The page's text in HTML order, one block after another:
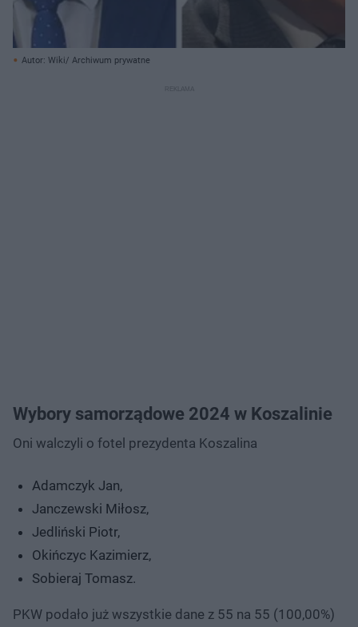
Autor: Wiki/ Archiwum prywatne
Wybory samorządowe 2024 w Koszalinie
Oni walczyli o fotel prezydenta Koszalina
Adamczyk Jan,
Janczewski Miłosz,
Jedliński Piotr,
Okińczyc Kazimierz,
Sobieraj Tomasz.
PKW podało już wszystkie dane z 55 na 55 (100,00%)